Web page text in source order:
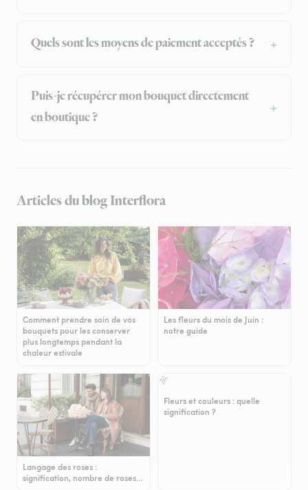
Quels sont les moyens de paiement acceptés ?
Puis-je récupérer mon bouquet directement
en boutique ?
Articles du blog Interflora
Comment prendre soin de vos
bouquets pour les conserver
plus longtemps pendant la
chaleur estivale
Les fleurs du mois de Juin :
notre guide
Langage des roses :
signification, nombre de roses…
Fleurs et couleurs : quelle
signification ?